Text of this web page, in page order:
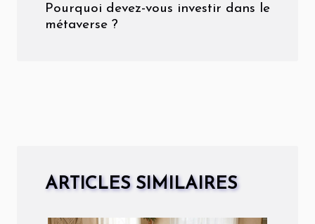
Pourquoi devez-vous investir dans le
métaverse ?
ARTICLES SIMILAIRES